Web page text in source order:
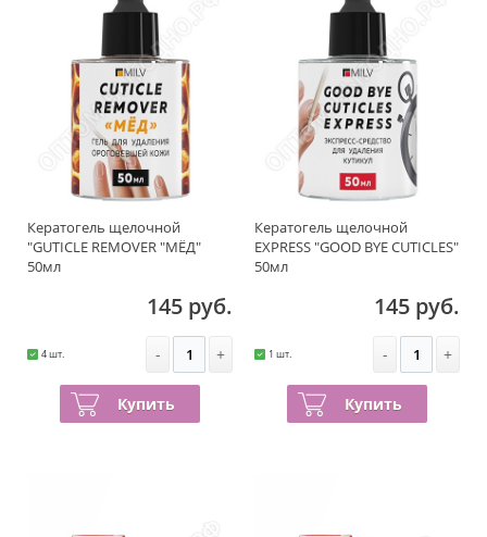
Кератогель щелочной
"GUTICLE REMOVER "МЁД"
50мл
145 руб.
4 шт. - +
Купить
Кератогель щелочной
EXPRESS "GOOD BYE CUTICLES"
50мл
145 руб.
1 шт. - +
Купить